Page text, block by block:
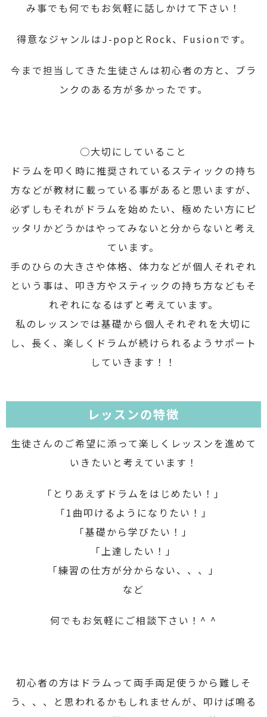
み事でも何でもお気軽に話しかけて下さい！
得意なジャンルはJ-popとRock、Fusionです。
今まで担当してきた生徒さんは初心者の方と、ブラ
ンクのある方が多かったです。
○大切にしていること
ドラムを叩く時に推奨されているスティックの持ち
方などが教材に載っている事があると思いますが、
必ずしもそれがドラムを始めたい、極めたい方にピ
ッタリかどうかはやってみないと分からないと考え
ています。
手のひらの大きさや体格、体力などが個人それぞれ
という事は、叩き方やスティックの持ち方などもそ
れぞれになるはずと考えています。
私のレッスンでは基礎から個人それぞれを大切に
し、長く、楽しくドラムが続けられるようサポート
していきます！！
レッスンの特徴
生徒さんのご希望に添って楽しくレッスンを進めて
いきたいと考えています！
「とりあえずドラムをはじめたい！」
「1曲叩けるようになりたい！」
「基礎から学びたい！」
「上達したい！」
「練習の仕方が分からない、、、」
など
何でもお気軽にご相談下さい！^ ^
初心者の方はドラムって両手両足使うから難しそ
う、、、と思われるかもしれませんが、叩けば鳴る